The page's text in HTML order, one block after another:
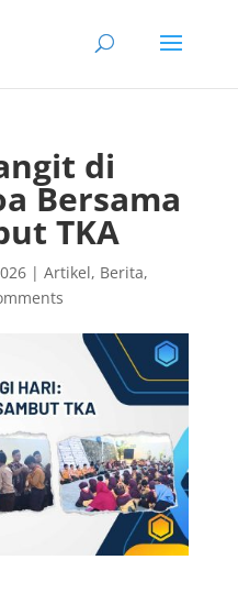
di
Bersama
TKA
| Artikel, Berita,